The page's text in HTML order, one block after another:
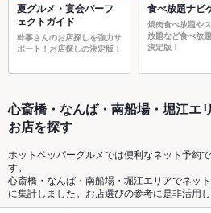
夏グルメ・宴会パーフ
ェクトガイド
幹事さんのお店探しを強力サ
ポート！お店探しの決定版！
食べ放題ナビ
焼肉食べ放題や
放題など食べ放
決定版！
心斎橋・なんば・南船場・堀江エ
お店を探す
ホットペッパーグルメでは便利なネット予約
す。
心斎橋・なんば・南船場・堀江エリアでネッ
に集計しました。お店選びの参考に是非活用し